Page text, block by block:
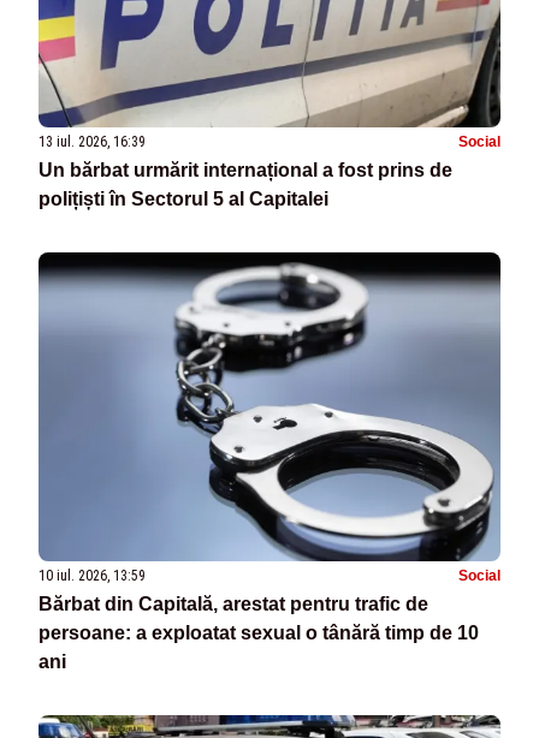
13 iul. 2026, 16:39 Social
Un bărbat urmărit internațional a fost prins de
polițiști în Sectorul 5 al Capitalei
10 iul. 2026, 13:59 Social
Bărbat din Capitală, arestat pentru trafic de
persoane: a exploatat sexual o tânără timp de 10
ani